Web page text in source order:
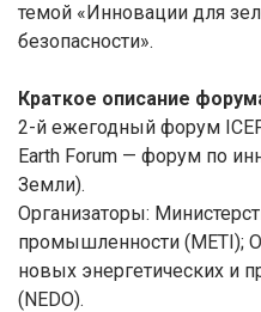
темой «Инновации для
безопасности».
Краткое описание
2-й ежегодный форум
Earth Forum — форум по
Земли).
Организаторы:
промышленности (METI);
новых энергетических и
(NEDO).